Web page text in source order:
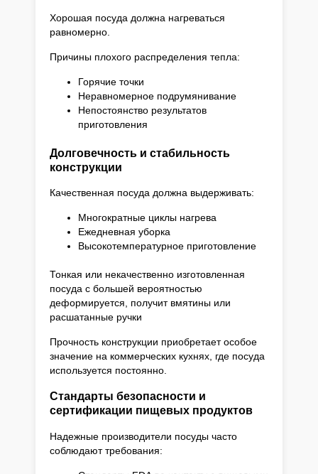
Хорошая посуда должна нагреваться
равномерно.
Причины плохого распределения тепла:
Горячие точки
Неравномерное подрумянивание
Непостоянство результатов
приготовления
Долговечность и стабильность
конструкции
Качественная посуда должна выдерживать:
Многократные циклы нагрева
Ежедневная уборка
Высокотемпературное приготовление
Тонкая или некачественно изготовленная
посуда с большей вероятностью
деформируется, получит вмятины или
расшатанные ручки
Прочность конструкции приобретает особое
значение на коммерческих кухнях, где посуда
используется постоянно.
Стандарты безопасности и
сертификации пищевых продуктов
Надежные производители посуды часто
соблюдают требования: